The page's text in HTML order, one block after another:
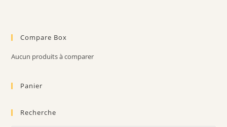
Compare Box
Aucun produits à comparer
Panier
Recherche